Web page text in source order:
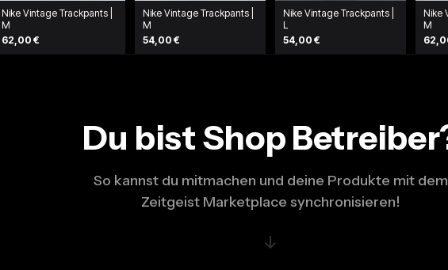
Nike Vintage Trackpants |
M
62,00 €
Nike Vintage Trackpants |
M
54,00 €
Nike Vintage Trackpants |
L
54,00 €
Nike
M
Du bist Shop
So kannst du mitmachen und deine Produkte mit dem
Zeitgeist Marketplace synchronisieren!
↓